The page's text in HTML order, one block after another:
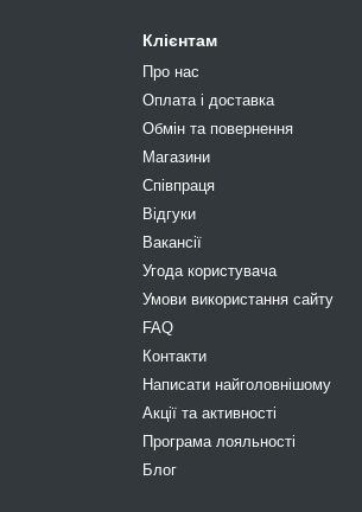
Клієнтам
Про нас
Оплата і доставка
Обмін та повернення
Магазини
Співпраця
Відгуки
Вакансії
Угода користувача
Умови використання сайту
FAQ
Контакти
Написати найголовнішому
Акції та активності
Програма лояльності
Блог